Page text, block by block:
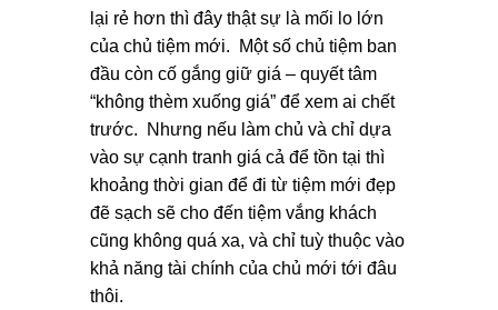
lại rẻ hơn thì đây thật sự là mối lo lớn
của chủ tiệm mới. Một số chủ tiệm ban
đầu còn cố gắng giữ giá – quyết tâm
“không thèm xuống giá” để xem ai chết
trước. Nhưng nếu làm chủ và chỉ dựa
vào sự cạnh tranh giá cả để tồn tại thì
khoảng thời gian để đi từ tiệm mới đẹp
đẽ sạch sẽ cho đến tiệm vắng khách
cũng không quá xa, và chỉ tuỳ thuộc vào
khả năng tài chính của chủ mới tới đâu
thôi.